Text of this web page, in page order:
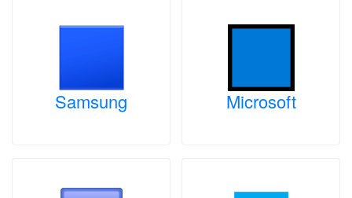
Samsung Microsoft